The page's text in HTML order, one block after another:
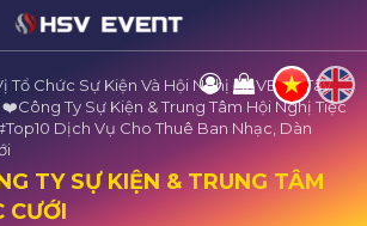
Tổ Chức Sự Kiện Và Hội Nghị HSVE Tại Tây
❤️️Công Ty Sự Kiện & Trung Tâm Hội Nghị Tiệc
Dịch Vụ Cho Thuê Ban Nhạc, Dàn
TY SỰ KIỆN & TRUNG TÂM
CƯỚI